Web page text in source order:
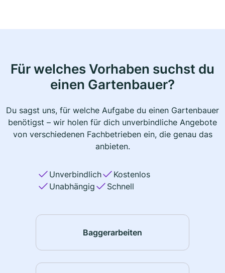
Für welches Vorhaben suchst du
einen Gartenbauer?
Du sagst uns, für welche Aufgabe du einen Gartenbauer
benötigst – wir holen für dich unverbindliche Angebote
von verschiedenen Fachbetrieben ein, die genau das
anbieten.
Unverbindlich
Kostenlos
Unabhängig
Schnell
Baggerarbeiten